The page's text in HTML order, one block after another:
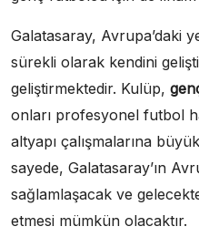
Galatasaray, Avrupa’daki
sürekli olarak kendini
geliştirmektedir. Kulüp,
onları profesyonel futbol
altyapı çalışmalarına
sayede, Galatasaray’ın
sağlamlaşacak ve
etmesi mümkün olacaktır.